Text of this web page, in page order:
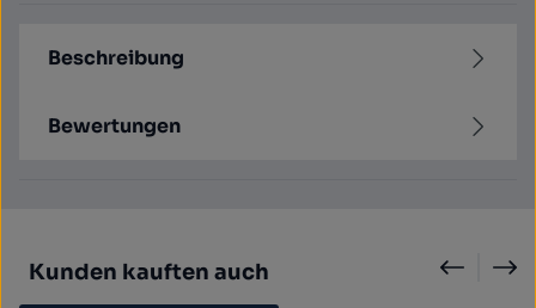
Beschreibung
Bewertungen
Kunden kauften auch